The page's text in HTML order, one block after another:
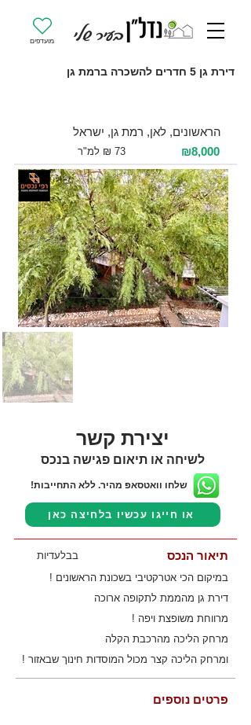
מועדפים
דירת גן 5 חדרים להשכרה ברמת גן
הראשונים, לאן, רמת גן, ישראל
₪8,000
יצירת קשר
לשיחה או תיאום פגישה בנכס
שלחו וואטסאפ מהיר. ללא התחייבות!
או חייגו עכשיו בלחיצה כאן
בבלעדיות תיאור הנכס
במיקום הכי אטרקטיבי בשכונת הראשונים !
דירת גן מהממת לתקופה ארוכה
מרווחת משופצת ויפה !
מרחק הליכה מהרכבת הקלה
ומרחק הליכה קצר מכול המוסדות חינוך שבאזור !
פרטים נוספים